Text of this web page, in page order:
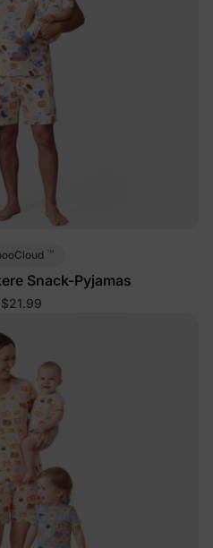
™
Snack-Pyjamas
$21.99